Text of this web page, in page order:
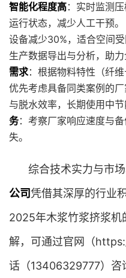
智能化程度高：实时监测
运行状态，减少人工干预。
设备减少30%，适合空间受
生产数据导出与分析，助
需求：根据物料特性（纤维
优先考虑具备同类案例的厂
与脱水效率，长期使用中
务：考察厂家响应速度与
失。
综合技术实力与市场
公司凭借其深厚的行业
2025年木浆竹浆挤浆机
解，可通过官网（
话（13406329777）咨